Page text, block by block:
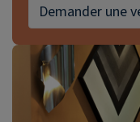
Demander une